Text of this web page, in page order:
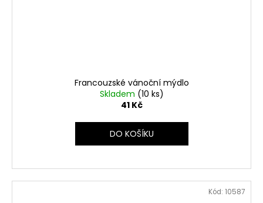
Francouzské vánoční mýdlo
Skladem (10 ks)
41 Kč
DO KOŠÍKU
Kód: 10587